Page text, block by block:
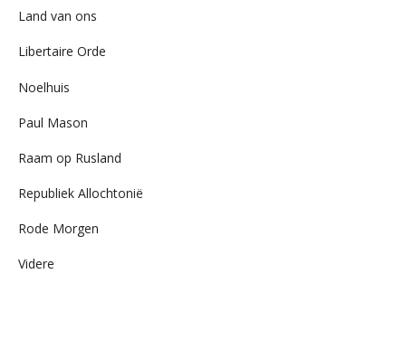
Land van ons
Libertaire Orde
Noelhuis
Paul Mason
Raam op Rusland
Republiek Allochtonië
Rode Morgen
Videre